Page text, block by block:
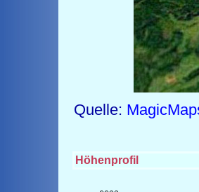
Quelle:
Höhenprofil